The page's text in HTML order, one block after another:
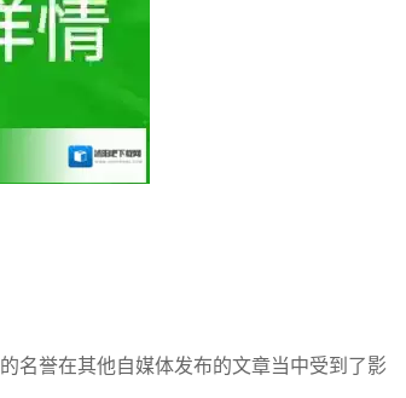
名誉在其他自媒体发布的文章当中受到了影